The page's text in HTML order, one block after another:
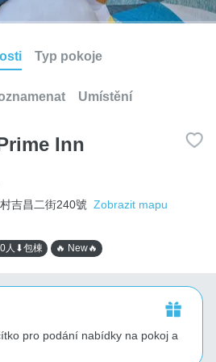
Typ pokoje
Umístění
Inn
吉昌二街240號 Zobrazit mapu
人⬇包棟 🔥 New🔥
pro podání nabídky na pokoj a